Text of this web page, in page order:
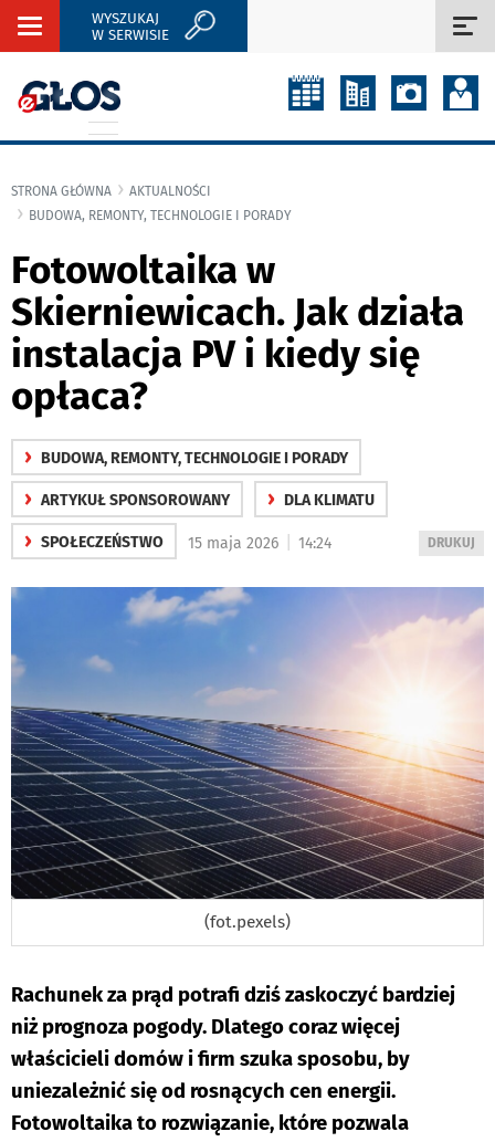
Rozwiń
WYSZUKAJ
W SERWISIE
STRONA GŁÓWNA
AKTUALNOŚCI
BUDOWA, REMONTY, TECHNOLOGIE I PORADY
Fotowoltaika w
Skierniewicach. Jak działa
instalacja PV i kiedy się
opłaca?
› BUDOWA, REMONTY, TECHNOLOGIE I PORADY
› ARTYKUŁ SPONSOROWANY › DLA KLIMATU
› SPOŁECZEŃSTWO
WYDRUKUJ
DO
DRUKUJ
15 maja 2026 14:24
(fot.pexels)
Rachunek za prąd potrafi dziś zaskoczyć bardziej
niż prognoza pogody. Dlatego coraz więcej
właścicieli domów i firm szuka sposobu, by
uniezależnić się od rosnących cen energii.
Fotowoltaika to rozwiązanie, które pozwala